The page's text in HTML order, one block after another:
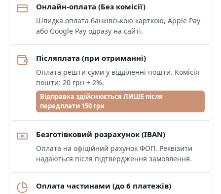
Онлайн-оплата (Без комісії)
Швидка оплата банківською карткою, Apple Pay
або Google Pay одразу на сайті.
Післяплата (при отриманні)
Оплата решти суми у відділенні пошти. Комісія
пошти: 20 грн + 2%.
Відправка здійснюється ЛИШЕ після
передплати 150 грн
Безготівковий розрахунок (IBAN)
Оплата на офіційний рахунок ФОП. Реквізити
надаються після підтвердження замовлення.
Оплата частинами (до 6 платежів)